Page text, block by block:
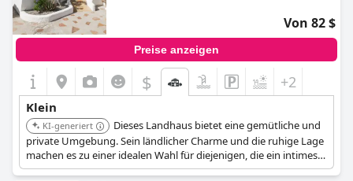
Von 82 $
Preise anzeigen
$ +2
Klein
KI-generiert
Dieses Landhaus bietet eine gemütliche und
private Umgebung. Sein ländlicher Charme und die ruhige Lage
machen es zu einer idealen Wahl für diejenigen, die ein intimes
Erlebnis abseits der belebten Touristengebiete suchen.